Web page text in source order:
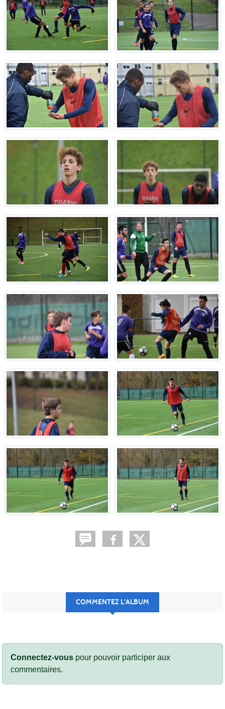
COMMENTEZ L'ALBUM
Connectez-vous pour pouvoir participer aux
commentaires.